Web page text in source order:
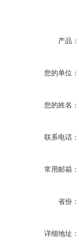
产品：
您的单位：
您的姓名：
联系电话：
常用邮箱：
省份：
详细地址：